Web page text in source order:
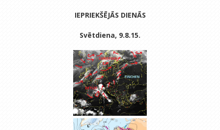
IEPRIEKŠĒJĀS DIENĀS
Svētdiena, 9.8.15.